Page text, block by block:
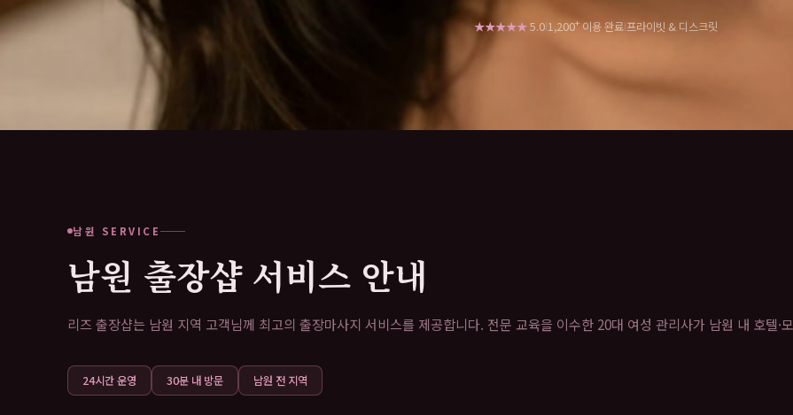
★★★★★5.0|1,200+이용 완료|프라이빗 & 디스크릿
남원 SERVICE
남원 출장샵 서비스 안내
리즈 출장샵는 남원 지역 고객님께 최고의 출장마사지 서비스를 제공합니다. 전문 교육을 이수한 20대 여성 관리사가 남원 내 호텔·
24시간 운영 30분 내 방문 남원 전 지역